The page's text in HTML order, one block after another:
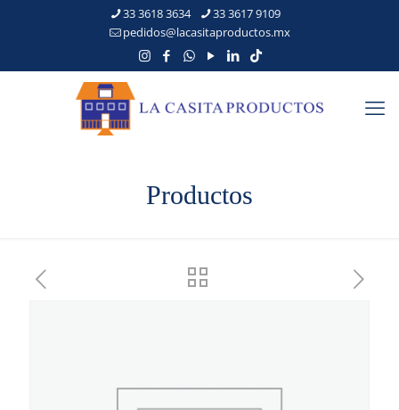
33 3618 3634
33 3617 9109
pedidos@lacasitaproductos.mx
Productos